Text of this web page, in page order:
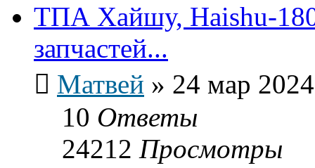
ТПА Хайшу, Haishu-
запчастей...
Матвей » 24 мар
10 Ответы
24212 Просмотры